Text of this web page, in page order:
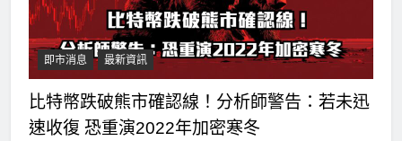
即市消息 最新資訊
比特幣跌破熊市確認線！分析師警告：若未迅
速收復 恐重演2022年加密寒冬